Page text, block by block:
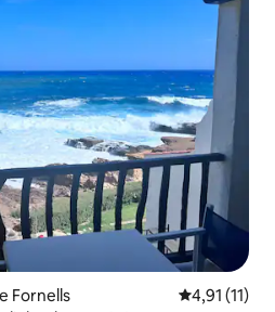
Fornells 4,91 de uma
4,91 (11)